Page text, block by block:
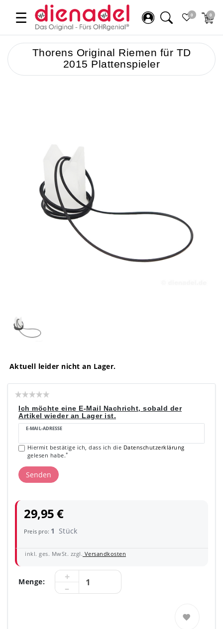
☰ 0 0
Thorens Original Riemen für TD
2015 Plattenspieler
Aktuell leider nicht an Lager.
Ich möchte eine E-Mail Nachricht, sobald der
Artikel wieder an Lager ist.
E-MAIL-ADRESSE
Hiermit bestätige ich, dass ich die Daten­schutz­erklärung
gelesen habe.*
Senden
29,95 €
Preis pro: 1 Stück
inkl. ges. MwSt. zzgl. Versandkosten
Menge: